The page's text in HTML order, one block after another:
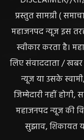
प्रस्तुत सामग्री (
महाजनपद न्यूज इस
स्वीकार करता है।
लिए संवाददाता / खबर
न्यूज या उसके
जिम्मेदारी नहीं होगी,
महाजनपद न्यूज की
सुझाव, शिकायत